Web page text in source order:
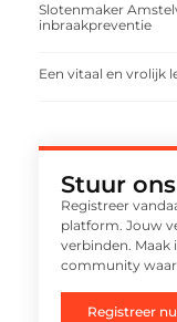
Slotenmaker
inbraakpreventie
Een vitaal en vrolijk
Stuur
Registreer
platform. Jouw
verbinden. Maak
community
Registreer